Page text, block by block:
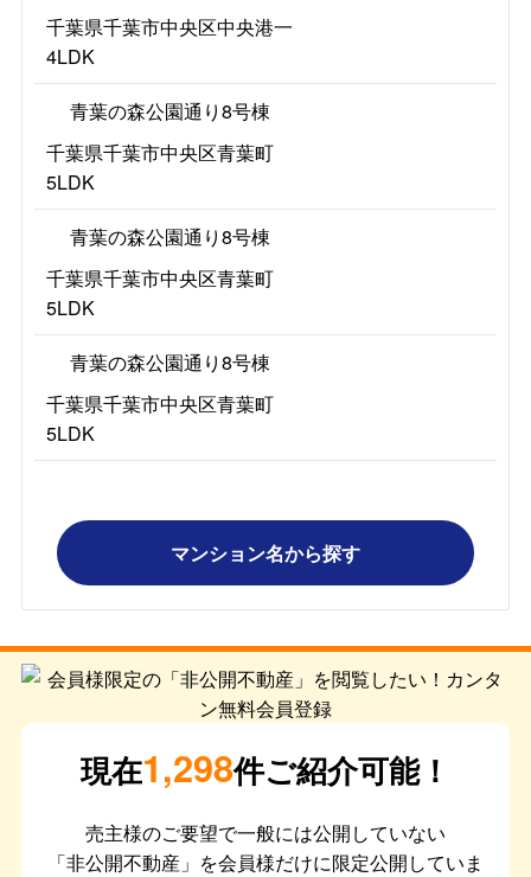
千葉県千葉市中央区中央港一
4LDK
青葉の森公園通り8号棟
千葉県千葉市中央区青葉町
5LDK
青葉の森公園通り8号棟
千葉県千葉市中央区青葉町
5LDK
青葉の森公園通り8号棟
千葉県千葉市中央区青葉町
5LDK
マンション名から探す
現在1,298件ご紹介可能！
売主様のご要望で一般には公開していない
「非公開不動産」を会員様だけに限定公開していま